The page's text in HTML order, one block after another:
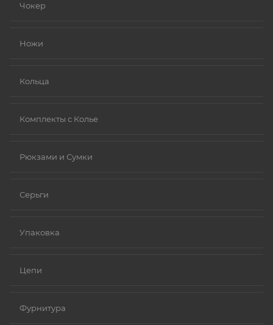
Чокер
Ножи
Кольца
Комплекты с Колье
Рюкзами и Сумки
Серьги
Упаковка
Цепи
Фурнитура